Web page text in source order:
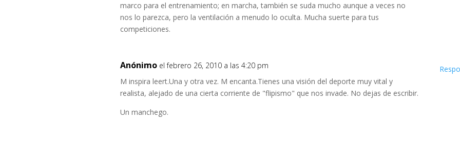
marco para el entrenamiento; en marcha, también se suda mucho aunque a veces no
nos lo parezca, pero la ventilación a menudo lo oculta. Mucha suerte para tus
competiciones.
Anónimo el febrero 26, 2010 a las 4:20 pm
M inspira leert.Una y otra vez. M encanta.Tienes una visión del deporte muy vital y
realista, alejado de una cierta corriente de "flipismo" que nos invade. No dejas de escribir.
Un manchego.